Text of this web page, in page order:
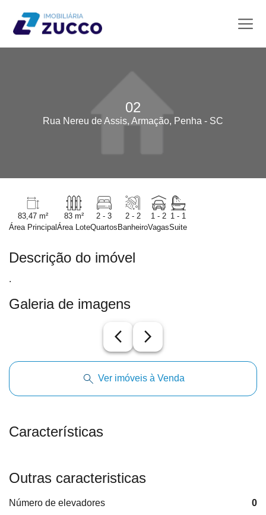
02
Rua Nereu de Assis, Armação, Penha - SC
83,47 m²
Área Principal
83 m²
Área Lote
2 - 3
Quartos
2 - 2
Banheiro
1 - 2
Vagas
1 - 1
Suite
Descrição do imóvel
.
Galeria de imagens
arrow_back_ios_new arrow_forward_ios
Ver imóveis à Venda
Características
Outras caracteristicas
Número de elevadores 0